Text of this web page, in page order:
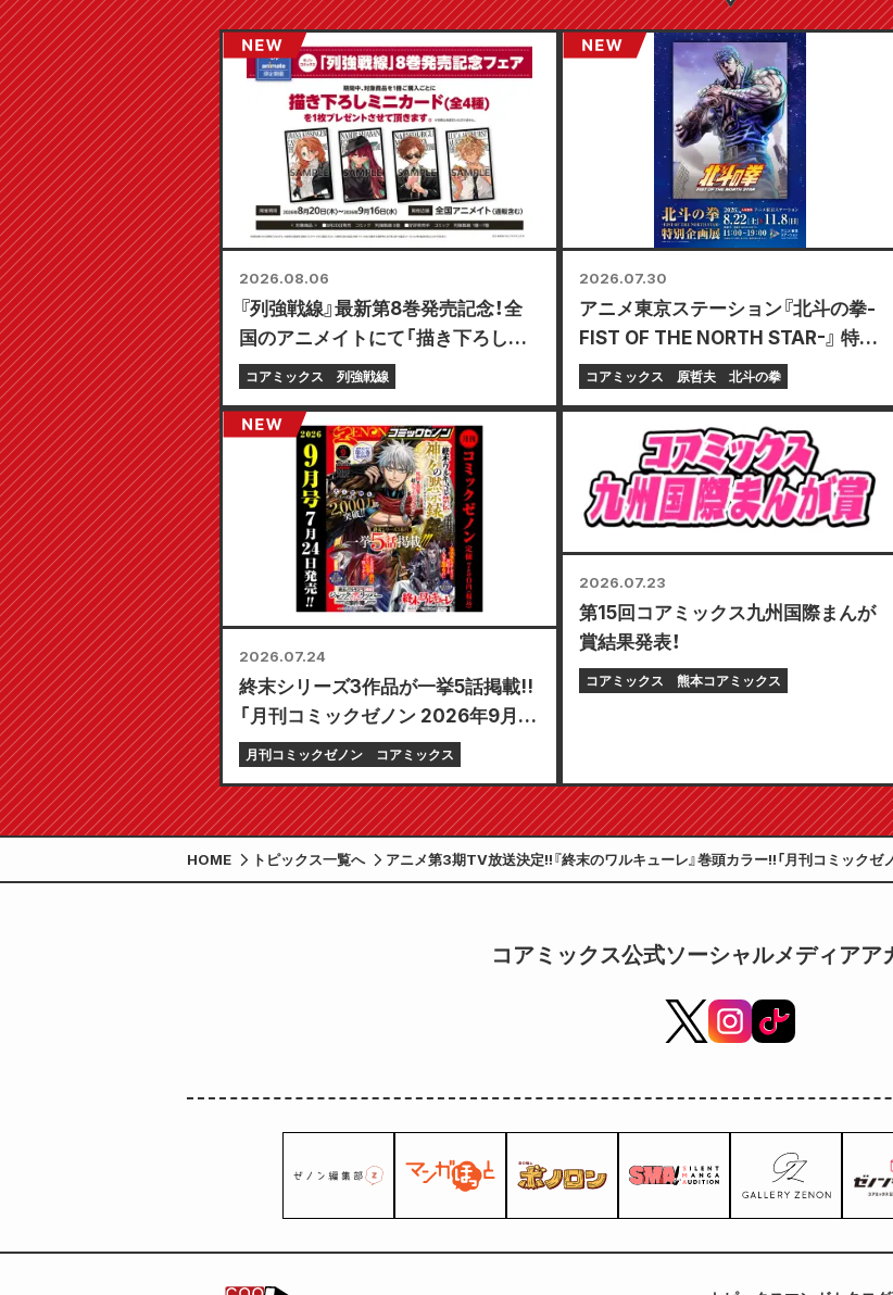
2026.08.06
『列強戦線』最新第8巻発売記念！全
国のアニメイトにて「描き下ろしミ
ニカード（全4種）」がもらえる限定
フェアが8月20日より開催決定！
コアミックス 列強戦線
2026.07.30
アニメ東京ステーション『北斗の拳-
FIST OF THE NORTH STAR-』 特別
企画展 開催決定!!
コアミックス 原哲夫 北斗の拳
2026.07.24
終末シリーズ3作品が一挙5話掲載!!
「月刊コミックゼノン 2026年9月
号」7月24日発売!!
月刊コミックゼノン コアミックス
2026.07.23
第15回コアミックス九州国際まんが
賞結果発表！
コアミックス 熊本コアミックス
HOME トピックス一覧へ アニメ第3期TV放送決定!!『終末のワルキューレ』巻頭カラー!!「月刊コミック
コアミックス公式ソーシャルメディアア